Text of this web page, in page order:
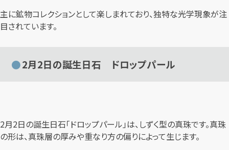
主に鉱物コレクションとして楽しまれており、独特な光学現象が注
目されています。
2月2日の誕生日石 ドロップパール
2月2日の誕生日石「ドロップパール」は、しずく型の真珠です。真珠
の形は、真珠層の厚みや重なり方の偏りによって生じます。